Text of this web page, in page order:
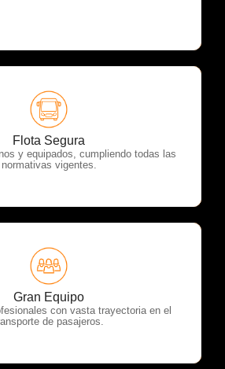
Flota Segura
y equipados, cumpliendo todas las
normativas vigentes.
OTP Servicios
Gran Equipo
con vasta trayectoria en el
de pasajeros.
OTP Servicios